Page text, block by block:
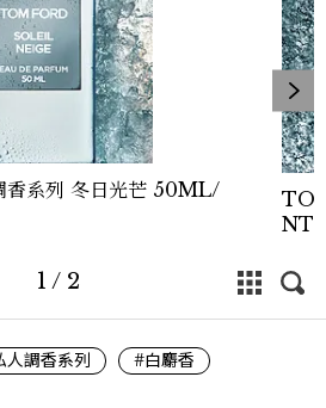
系列 冬日光芒 50ML/
1 / 2
人調香系列 #白麝香